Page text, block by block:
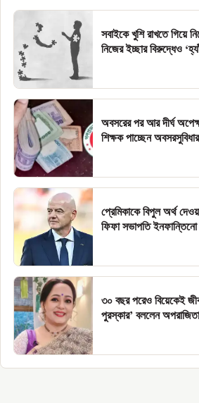
সবাইকে খুশি রাখতে গিয়ে
নিজের ইচ্ছার বিরুদ্ধেও
অবসরের পর আর দীর্ঘ
শিক্ষক পাচ্ছেন
প্রেমিকাকে বিপুল অর্থ
ফিফা সভাপতি ইনফান্তিনো
৩০ বছর পরেও বিয়েকেই
পুরস্কার’ বললেন অপরাজিতা